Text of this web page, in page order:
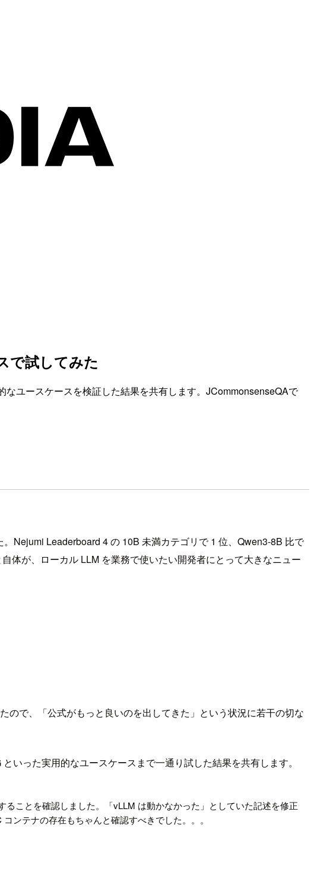
で試してみた
ユースケースを検証した結果を共有します。JCommonsenseQAで
。Nejumi Leaderboard 4 の 10B 未満カテゴリで 1 位、Qwen3-8B 比で
体が、ローカル LLM を業務で使いたい開発者にとって大きなニュー
ので、「公式がもっと良いのを出してきた」という状況に若干の切な
いった実用的なユースケースまで一通り試した結果を共有します。
ことを確認しました。「vLLM は動かなかった」としていた記述を修正
ンテナの存在もちゃんと確認すべきでした。。。